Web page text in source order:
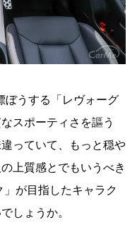
ぼうする「レヴォーグ
スポーティさを謳う
っていて、もっと穏や
上質感とでもいうべき
が目指したキャラク
しょうか。